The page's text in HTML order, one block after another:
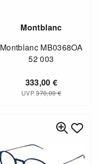
Montblanc
Montblanc MB0368OA
52 003
333,00€
UVP370,00€